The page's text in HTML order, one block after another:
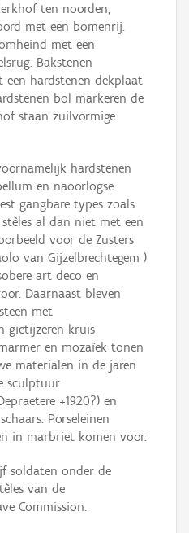
ten noorden,
met een bomenrij.
met een
Bakstenen
een hardstenen dekplaat
bol markeren de
staan zuilvormige
hardstenen
en naoorlogse
gangbare types zoals
al dan niet met een
voor de Zusters
van Gijzelbrechtegem )
art deco en
Daarnaast bleven
met
gietijzeren kruis
en mozaïek tonen
materialen in de jaren
sculptuur
+1920?) en
Porseleinen
in marbriet komen voor.
soldaten onder de
van de
Commission.